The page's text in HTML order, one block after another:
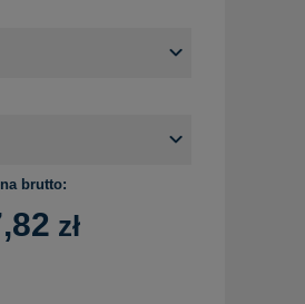
brutto:
zł